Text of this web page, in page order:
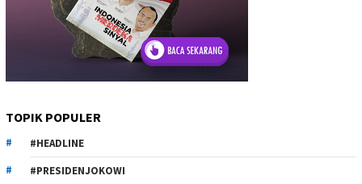
TOPIK POPULER
#HEADLINE
#PRESIDENJOKOWI